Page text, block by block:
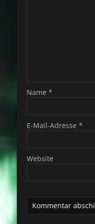
Name *
E-Mail-Adresse *
Website